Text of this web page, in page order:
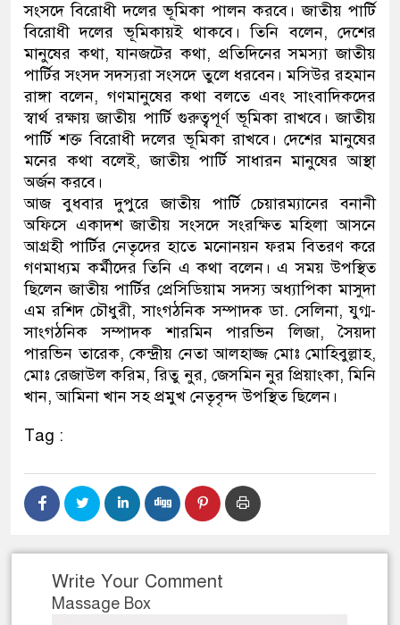
জনগণ পরিবর্তন চেয়েছে বলেই
প্রধানমন্ত্রী
মিরপুর মডেল থানার অভিযানে
মাদক কারবারি গ্রেফতার
২৮ লাখ টাকার জাল নোটসহ
থানা পুলিশ
যেকোনো সময় বেনজীরের
নেতৃত্ব ও গণতন্ত্রের মূর্তমান
সংসদে বিরোধী দলের ভূমিকা পালন করবে। জাতীয় পার্টি
বিরোধী দলের ভূমিকায়ই থাকবে। তিনি বলেন, দেশের
মানুষের কথা, যানজটের কথা, প্রতিদিনের সমস্যা জাতীয়
পার্টির সংসদ সদস্যরা সংসদে তুলে ধরবেন। মসিউর রহমান
রাঙ্গা বলেন, গণমানুষের কথা বলতে এবং সাংবাদিকদের
স্বার্থ রক্ষায় জাতীয় পার্টি গুরুত্বপূর্ণ ভূমিকা রাখবে। জাতীয়
পার্টি শক্ত বিরোধী দলের ভূমিকা রাখবে। দেশের মানুষের
মনের কথা বলেই, জাতীয় পার্টি সাধারন মানুষের আস্থা
অর্জন করবে।
আজ বুধবার দুপুরে জাতীয় পার্টি চেয়ারম্যানের বনানী
অফিসে একাদশ জাতীয় সংসদে সংরক্ষিত মহিলা আসনে
আগ্রহী পার্টির নেতৃদের হাতে মনোনয়ন ফরম বিতরণ করে
গণমাধ্যম কর্মীদের তিনি এ কথা বলেন। এ সময় উপস্থিত
ছিলেন জাতীয় পার্টির প্রেসিডিয়াম সদস্য অধ্যাপিকা মাসুদা
এম রশিদ চৌধুরী, সাংগঠনিক সম্পাদক ডা. সেলিনা, যুগ্ম-
সাংগঠনিক সম্পাদক শারমিন পারভিন লিজা, সৈয়দা
পারভিন তারেক, কেন্দ্রীয় নেতা আলহাজ্জ মোঃ মোহিবুল্লাহ,
মোঃ রেজাউল করিম, রিতু নুর, জেসমিন নুর প্রিয়াংকা, মিনি
খান, আমিনা খান সহ প্রমুখ নেতৃবৃন্দ উপস্থিত ছিলেন।
Tag :
Write Your Comment
Massage Box